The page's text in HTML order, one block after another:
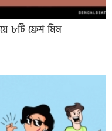
৮টি ফ্রেশ মিম